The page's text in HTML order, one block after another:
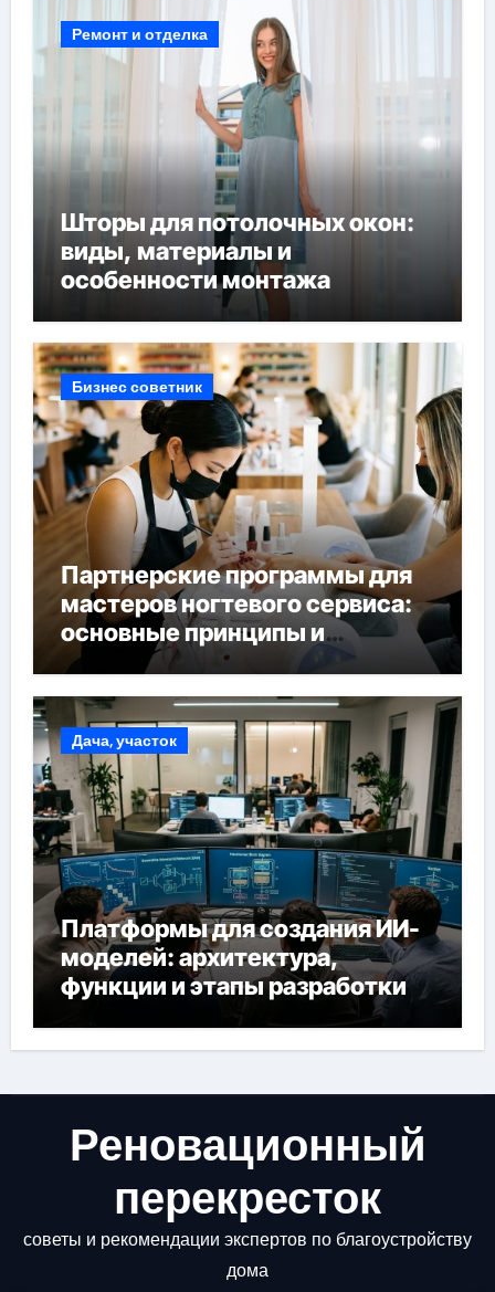
Ремонт и отделка
Шторы для потолочных окон:
виды, материалы и
особенности монтажа
Бизнес советник
Партнерские программы для
мастеров ногтевого сервиса:
основные принципы и
форматы участия
Дача, участок
Платформы для создания ИИ-
моделей: архитектура,
функции и этапы разработки
Реновационный
перекресток
советы и рекомендации экспертов по благоустройству
дома